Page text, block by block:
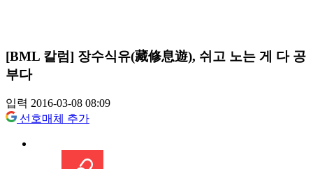
[BML 칼럼] 장수식유(藏修息遊), 쉬고 노는 게 다 공
부다
입력 2016-03-08 08:09
선호매체 추가